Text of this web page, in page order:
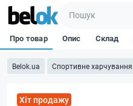
Belok.ua Спортивне харчування
Про товар Опис Склад
Хіт продажу